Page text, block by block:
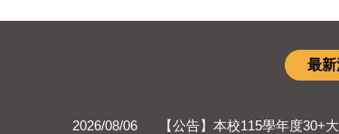
最新
2026/08/06 【公告】本校115學年度30+